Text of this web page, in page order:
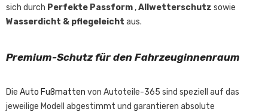
sich durch Perfekte Passform ,Allwetterschutz sowie
Wasserdicht & pflegeleicht aus.
Premium-Schutz für den Fahrzeuginnenraum
Die Auto Fußmatten von Autoteile-365 sind speziell auf das
jeweilige Modell abgestimmt und garantieren absolute